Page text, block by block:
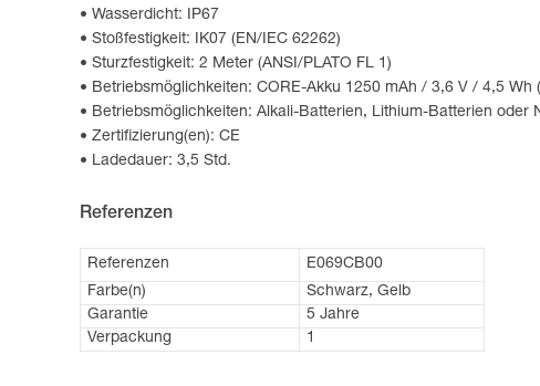
Wasserdicht: IP67
Stoßfestigkeit: IK07 (EN/IEC 62262)
Sturzfestigkeit: 2 Meter (ANSI/PLATO FL 1)
Betriebsmöglichkeiten: CORE-Akku 1250 mAh / 3,6 V / 4,5 Wh
Betriebsmöglichkeiten: Alkali-Batterien, Lithium-Batterien oder
Zertifizierung(en): CE
Ladedauer: 3,5 Std.
Referenzen
Referenzen
E069CB00
Farbe(n)
Schwarz, Gelb
Garantie
5 Jahre
Verpackung
1